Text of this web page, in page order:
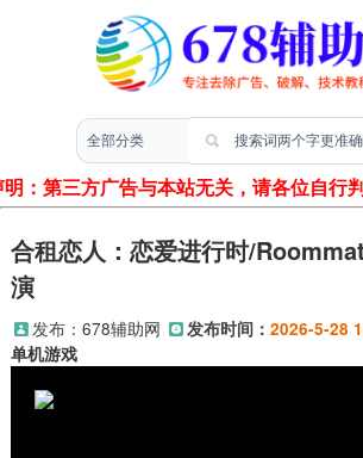
明：第三方广告与本站无关，请各位自
合租恋人：恋爱进行时/
演
发布： 678辅助网 发布时间： 2026-5-28
单机游戏